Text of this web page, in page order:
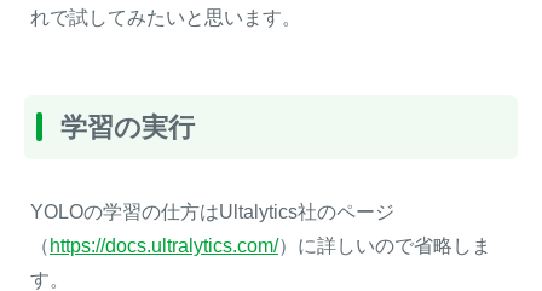
れで試してみたいと思います。
学習の実行
YOLOの学習の仕方はUltalytics社のページ
（ https://docs.ultralytics.com/）に詳しいので省略しま
す。